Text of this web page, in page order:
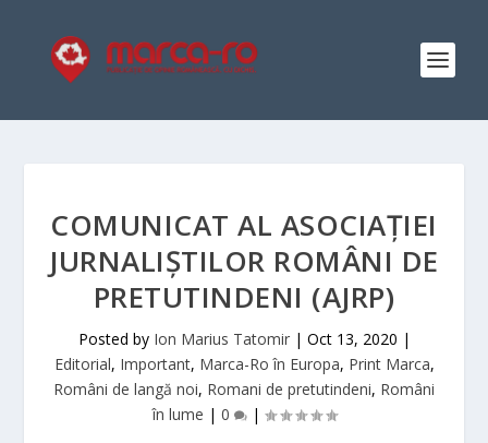
COMUNICAT AL ASOCIAȚIEI
JURNALIȘTILOR ROMÂNI DE
PRETUTINDENI (AJRP)
Posted by Ion Marius Tatomir| Oct 13, 2020 |
Editorial, Important, Marca-Ro în Europa, Print Marca,
Români de langă noi, Romani de pretutindeni, Români
în lume | 0 |